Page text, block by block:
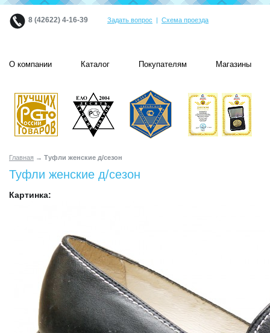
8 (42622) 4-16-39 Задать вопрос | Схема проезда
О компании Каталог Покупателям Магазины
Главная → Туфли женские д/сезон
Туфли женские д/сезон
Картинка: